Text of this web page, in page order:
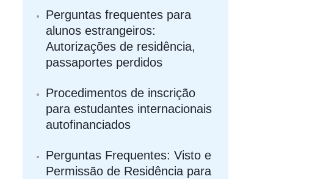
Perguntas frequentes para
alunos estrangeiros:
Autorizações de residência,
passaportes perdidos
Procedimentos de inscrição
para estudantes internacionais
autofinanciados
Perguntas Frequentes: Visto e
Permissão de Residência para